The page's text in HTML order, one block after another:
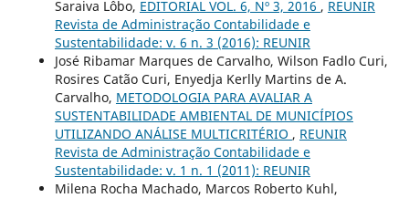
Saraiva Lôbo, EDITORIAL VOL. 6, Nº 3, 2016 , REUNIR
Revista de Administração Contabilidade e
Sustentabilidade: v. 6 n. 3 (2016): REUNIR
José Ribamar Marques de Carvalho, Wilson Fadlo Curi,
Rosires Catão Curi, Enyedja Kerlly Martins de A.
Carvalho, METODOLOGIA PARA AVALIAR A
SUSTENTABILIDADE AMBIENTAL DE MUNICÍPIOS
UTILIZANDO ANÁLISE MULTICRITÉRIO , REUNIR
Revista de Administração Contabilidade e
Sustentabilidade: v. 1 n. 1 (2011): REUNIR
Milena Rocha Machado, Marcos Roberto Kuhl,